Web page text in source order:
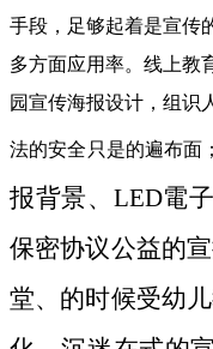
手段，足够起着是宣传
多方面应用率。线上教
园宣传海报设计，组识
法的安全只是的遍布面
报背景、LED電
保密协议公益的
堂、的时候受幼